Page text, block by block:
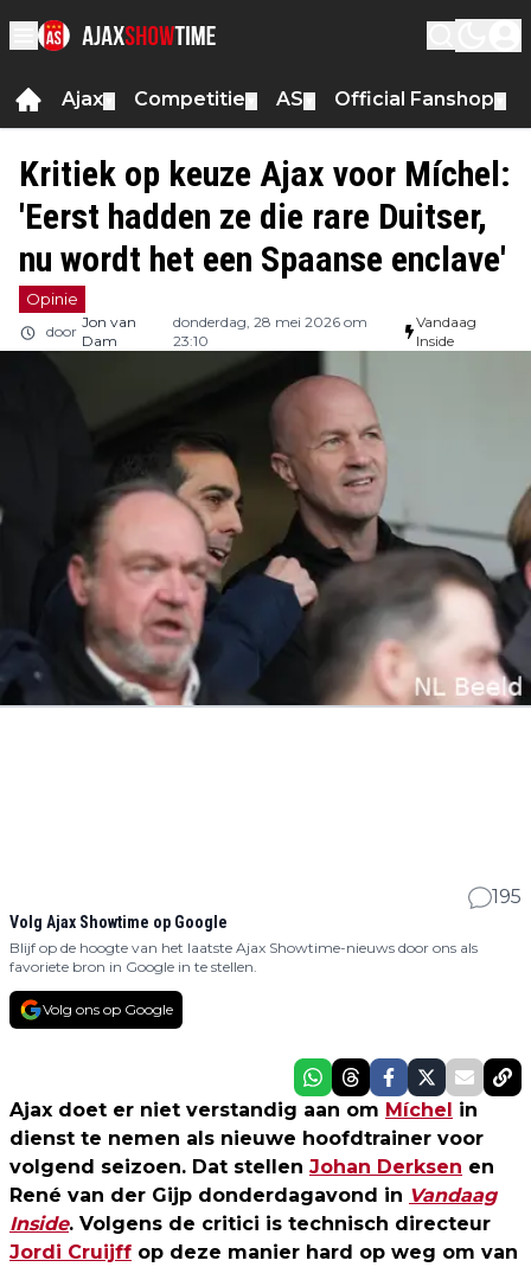
Ajax Competitie AS Official Fanshop
Kritiek op keuze Ajax voor Míchel:
'Eerst hadden ze die rare Duitser,
nu wordt het een Spaanse enclave'
Opinie
door
Jon van
Dam
donderdag, 28 mei 2026 om
23:10
Vandaag
Inside
195
Volg Ajax Showtime op Google
Blijf op de hoogte van het laatste Ajax Showtime-nieuws door ons als
favoriete bron in Google in te stellen.
Volg ons op Google
Ajax doet er niet verstandig aan om Míchel in
dienst te nemen als nieuwe hoofdtrainer voor
volgend seizoen. Dat stellen Johan Derksen en
René van der Gijp donderdagavond in Vandaag
Inside. Volgens de critici is technisch directeur
Jordi Cruijff op deze manier hard op weg om van